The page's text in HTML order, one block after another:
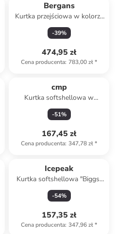
Bergans
Kurtka przejściowa w kolorze
granatowym
-39%
474,95 zł
Cena producenta: 783,00 zł*
cmp
Kurtka softshellowa w
kolorze niebieskim
-51%
167,45 zł
Cena producenta: 347,78 zł*
Icepeak
Kurtka softshellowa "Biggs"
w kolorze czarnym
-54%
157,35 zł
Cena producenta: 347,96 zł*